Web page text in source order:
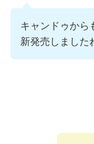
キャンドゥから
新発売しました